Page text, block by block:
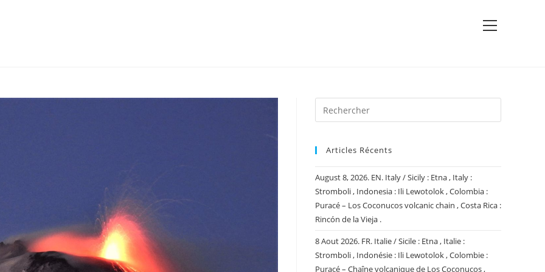
View
Articles Récents
August 8, 2026. EN. Italy / Sicily : Etna , Italy :
Stromboli , Indonesia : Ili Lewotolok , Colombia :
Puracé – Los Coconucos volcanic chain , Costa Rica :
Rincón de la Vieja .
8 Aout 2026. FR. Italie / Sicile : Etna , Italie :
Stromboli , Indonésie : Ili Lewotolok , Colombie :
Puracé – Chaîne volcanique de Los Coconucos ,